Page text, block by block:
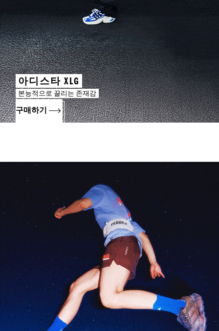
아디스타 XLG
본능적으로 끌리는 존재감
구매하기